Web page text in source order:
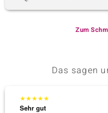
Zum
Das sagen
★★★★★
Sehr gut